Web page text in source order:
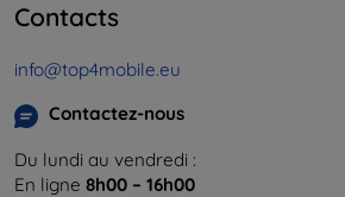
Contacts
info@top4mobile.eu
Contactez-nous
Du lundi au vendredi :
En ligne 8h00 – 16h00